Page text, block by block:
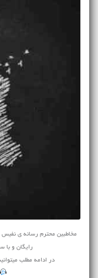
مخاطبین محترم رسانه ی
رایگان و با سرعت بالا
در ادامه مطلب